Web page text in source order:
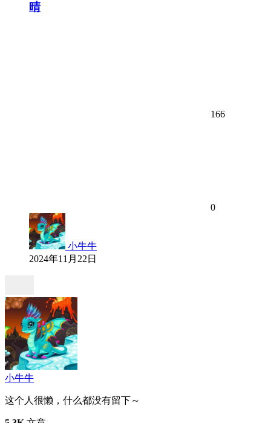
晴
166
0
小牛牛
2024年11月22日
小牛牛
这个人很懒，什么都没有留下～